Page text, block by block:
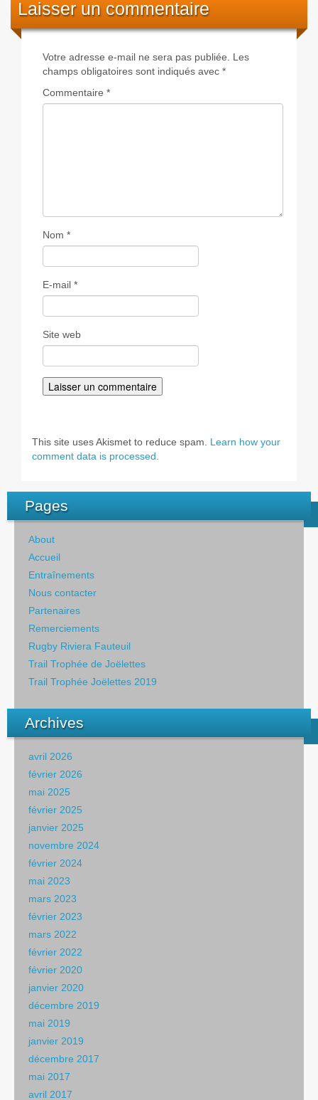
Laisser un commentaire
Votre adresse e-mail ne sera pas publiée. Les
champs obligatoires sont indiqués avec *
Commentaire *
Nom *
E-mail *
Site web
This site uses Akismet to reduce spam. Learn how your
comment data is processed.
Pages
About
Accueil
Entraînements
Nous contacter
Partenaires
Remerciements
Rugby Riviera Fauteuil
Trail Trophée de Joëlettes
Trail Trophée Joëlettes 2019
Archives
avril 2026
février 2026
mai 2025
février 2025
janvier 2025
novembre 2024
février 2024
mai 2023
mars 2023
février 2023
mars 2022
février 2022
février 2020
janvier 2020
décembre 2019
mai 2019
janvier 2019
décembre 2017
mai 2017
avril 2017